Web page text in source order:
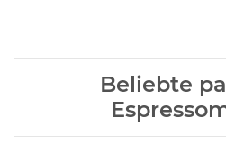
Beliebte